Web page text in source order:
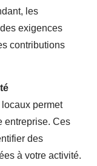
les
exigences
contributions
permet
entreprise. Ces
des
à votre activité.